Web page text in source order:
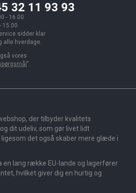
32 11 93 93
- 16.00
15.00
sidder klar
alle hverdage.
vores
".
der tilbyder kvalitets
dit udeliv, som gør livet lidt
det også skaber mere glæde i
en lang række EU-lande og lagerfører
hvilket giver dig en hurtig og